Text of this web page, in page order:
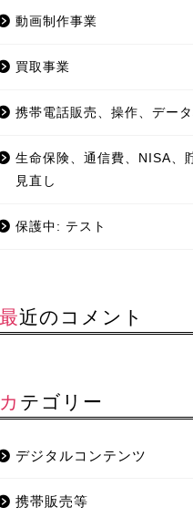
動画制作事業
買取事業
携帯電話販売、操作、デー
生命保険、通信費、NISA、
見直し
保護中: テスト
最近のコメント
カテゴリー
デジタルコンテンツ
携帯販売等